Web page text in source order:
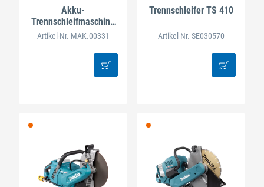
Akku-
Trennschleifmaschine
2x18 V DLW140
Artikel-Nr. MAK.00331
Trennschleifer TS 410
Artikel-Nr. SE030570